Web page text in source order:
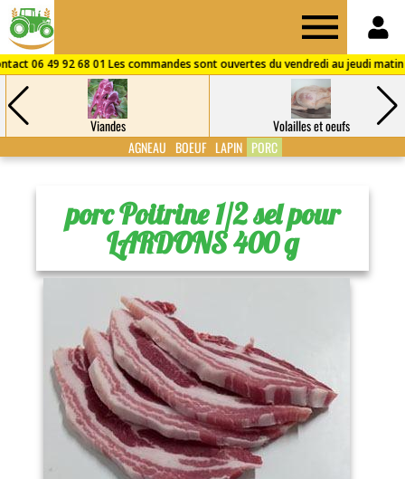
des
Fermes
Puisaye
Viandes
Volailles et oeufs
AGNEAU BOEUF LAPIN PORC
porc Poitrine 1/2 sel pour
LARDONS 400 g